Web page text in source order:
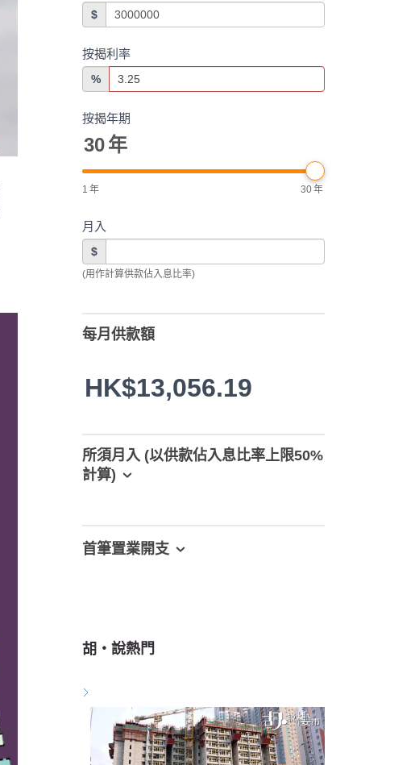
$
按揭利率
%
按揭年期
30年
1 年 30年
月入
$
(用作計算供款佔入息比率)
每月供款額
HK$13,056.19
所須月入 (以供款佔入息比率上限50%
計算)
首筆置業開支
胡‧說熱門